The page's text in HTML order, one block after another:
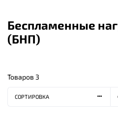
Беспламенные
(БНП)
Товаров 3
СОРТИРОВКА